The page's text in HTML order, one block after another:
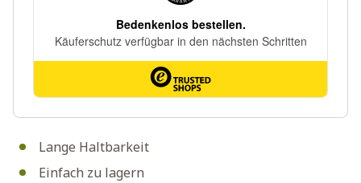
Lange Haltbarkeit
Einfach zu lagern